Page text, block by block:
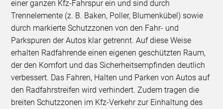
einer ganzen Kfz-Fahrspur ein und sind durch
Trennelemente (z. B. Baken, Poller, Blumenkübel) sowie
durch markierte Schutzzonen von den Fahr- und
Parkspuren der Autos klar getrennt. Auf diese Weise
erhalten Radfahrende einen eigenen geschützten Raum,
der den Komfort und das Sicherheitsempfinden deutlich
verbessert. Das Fahren, Halten und Parken von Autos auf
den Radfahrstreifen wird verhindert. Zudem tragen die
breiten Schutzzonen im Kfz-Verkehr zur Einhaltung des